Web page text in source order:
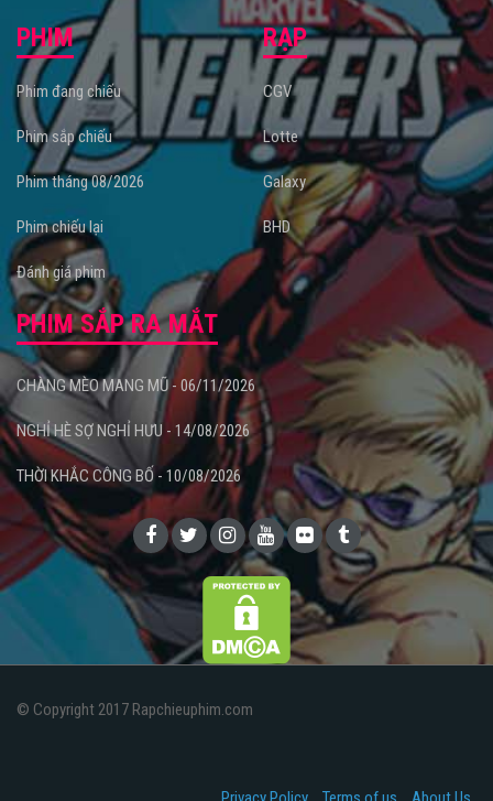
PHIM
Phim đang chiếu
Phim sắp chiếu
Phim tháng 08/2026
Phim chiếu lại
Đánh giá phim
RẠP
CGV
Lotte
Galaxy
BHD
PHIM SẮP RA MẮT
CHÀNG MÈO MANG MŨ - 06/11/2026
NGHỈ HÈ SỢ NGHỈ HƯU - 14/08/2026
THỜI KHẮC CÔNG BỐ - 10/08/2026
© Copyright 2017 Rapchieuphim.com